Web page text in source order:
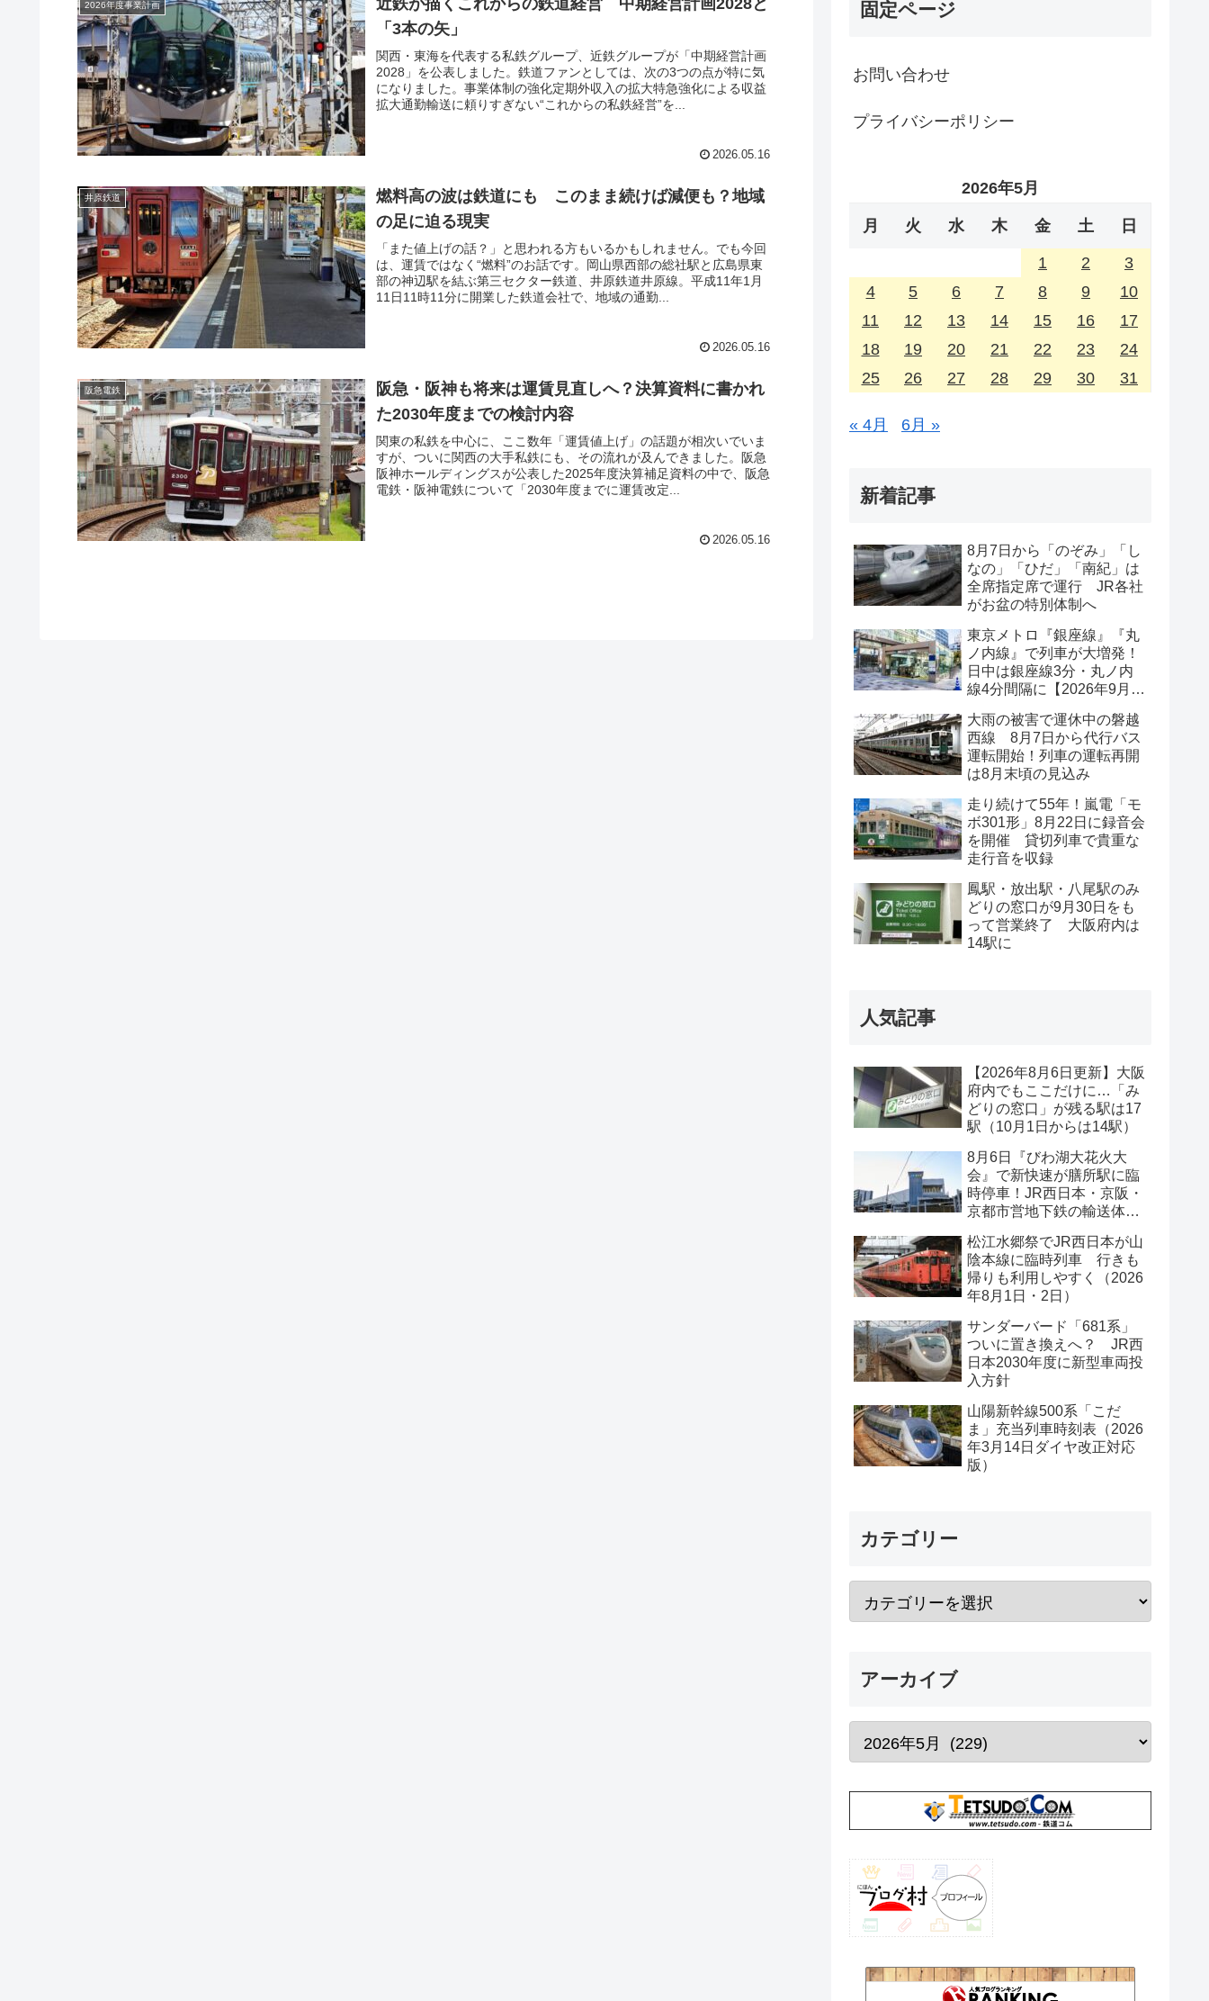
2026年度事業計画
「3本の矢」
関西・東海を代表する私鉄グループ、近鉄グループが「中期経営計画
2028」を公表しました。鉄道ファンとしては、次の3つの点が特に気
になりました。事業体制の強化定期外収入の拡大特急強化による収益
拡大通勤輸送に頼りすぎない“これからの私鉄経営”を...
2026.05.16
井原鉄道
燃料高の波は鉄道にも このまま続けば減便も？地域
の足に迫る現実
「また値上げの話？」と思われる方もいるかもしれません。でも今回
は、運賃ではなく“燃料”のお話です。岡山県西部の総社駅と広島県東
部の神辺駅を結ぶ第三セクター鉄道、井原鉄道井原線。平成11年1月
11日11時11分に開業した鉄道会社で、地域の通勤...
2026.05.16
阪急電鉄
阪急・阪神も将来は運賃見直しへ？決算資料に書かれ
た2030年度までの検討内容
関東の私鉄を中心に、ここ数年「運賃値上げ」の話題が相次いでいま
すが、ついに関西の大手私鉄にも、その流れが及んできました。阪急
阪神ホールディングスが公表した2025年度決算補足資料の中で、阪急
電鉄・阪神電鉄について「2030年度までに運賃改定...
2026.05.16
固定ページ
お問い合わせ
プライバシーポリシー
2026年5月
月 火 水 木 金 土 日
1 2
3
4
5 6 7 8 9
10
11
12 13 14 15 16
17
18
19 20 21 22 23
24
25
26 27 28 29 30 31
« 4月 6月 »
新着記事
8月7日から「のぞみ」「し
なの」「ひだ」「南紀」は
全席指定席で運行 JR各社
がお盆の特別体制へ
東京メトロ『銀座線』『丸
ノ内線』で列車が大増発！
日中は銀座線3分・丸ノ内
線4分間隔に【2026年9月19
大雨の被害で運休中の磐越
西線 8月7日から代行バス
運転開始！列車の運転再開
は8月末頃の見込み
走り続けて55年！嵐電「モ
ボ301形」8月22日に録音会
を開催 貸切列車で貴重な
走行音を収録
鳳駅・放出駅・八尾駅のみ
どりの窓口が9月30日をも
って営業終了 大阪府内は
14駅に
人気記事
【2026年8月6日更新】大阪
府内でもここだけに…「み
どりの窓口」が残る駅は17
駅（10月1日からは14駅）
8月6日『びわ湖大花火大
会』で新快速が膳所駅に臨
時停車！JR西日本・京阪・
京都市営地下鉄の輸送体系
松江水郷祭でJR西日本が山
陰本線に臨時列車 行きも
帰りも利用しやすく（2026
年8月1日・2日）
サンダーバード「681系」
ついに置き換えへ？ JR西
日本2030年度に新型車両投
入方針
山陽新幹線500系「こだ
ま」充当列車時刻表（2026
年3月14日ダイヤ改正対応
版）
カテゴリー
アーカイブ